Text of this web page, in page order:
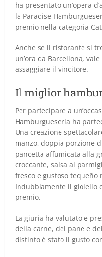
ha presentato un’opera
la Paradise
premio nella categoria
Anche se il ristorante si
un’ora da Barcellona,
assaggiare il vincitore.
Il miglior
Per partecipare a
Hamburguesería ha
Una creazione
manzo, doppia porzione
pancetta affumicata alla
croccante, salsa al
fresco e gustoso tequeño
Indubbiamente il gioiello
premio.
La giuria ha valutato e
della carne, del pane e
distinto è stato il gusto